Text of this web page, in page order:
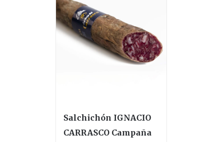
Salchichón IGNACIO
CARRASCO Campaña